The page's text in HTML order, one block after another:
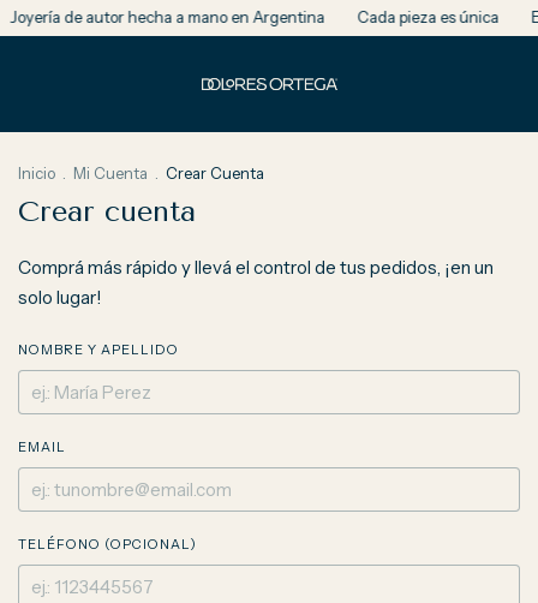
Joyería de autor hecha a mano en Argentina Cada pieza es única
Inicio Mi Cuenta Crear Cuenta
Crear cuenta
Comprá más rápido y llevá el control de tus pedidos, ¡en un
solo lugar!
NOMBRE Y APELLIDO
EMAIL
TELÉFONO (OPCIONAL)